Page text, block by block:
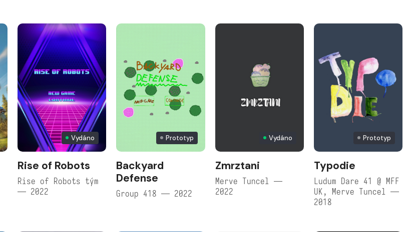
Vydáno
Rise of Robots
Rise of Robots tým
— 2022
Prototyp
Backyard
Defense
Group 418 — 2022
Vydáno
Zmrztani
Merve Tuncel —
2022
Prototyp
Typodie
Ludum Dare 41 @ MFF
UK, Merve Tuncel —
2018